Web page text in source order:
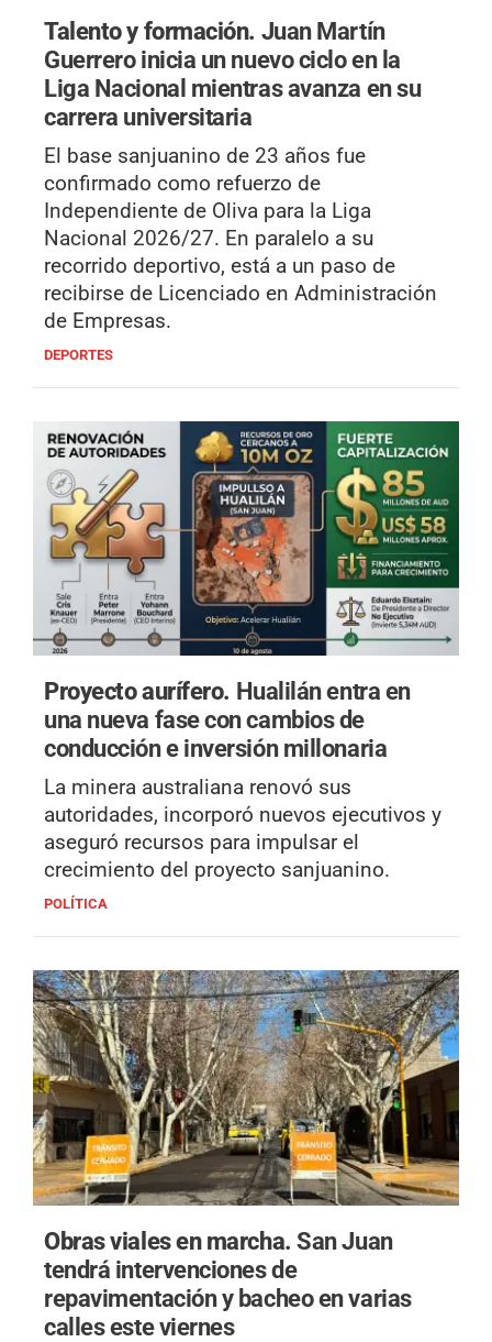
Talento y formación. Juan Martín
Guerrero inicia un nuevo ciclo en la
Liga Nacional mientras avanza en su
carrera universitaria
El base sanjuanino de 23 años fue
confirmado como refuerzo de
Independiente de Oliva para la Liga
Nacional 2026/27. En paralelo a su
recorrido deportivo, está a un paso de
recibirse de Licenciado en Administración
de Empresas.
DEPORTES
Proyecto aurífero. Hualilán entra en
una nueva fase con cambios de
conducción e inversión millonaria
La minera australiana renovó sus
autoridades, incorporó nuevos ejecutivos y
aseguró recursos para impulsar el
crecimiento del proyecto sanjuanino.
POLÍTICA
Obras viales en marcha.San Juan
tendrá intervenciones de
repavimentación y bacheo en varias
calles este viernes